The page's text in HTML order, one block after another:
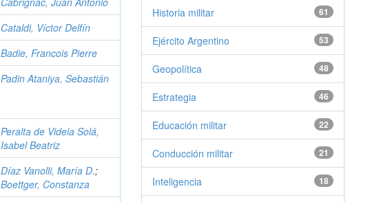
Cataldi, Víctor Delfín
Badie, Francois Pierre
Padin Ataniya, Sebastián
Peralta de Videla Solá,
Isabel Beatriz
Díaz Vanolli, María D.;
Boettger, Constanza
61
Historia militar
53
Ejército Argentino
48
Geopolítica
46
Estrategia
22
Educación militar
21
Conducción militar
18
Inteligencia